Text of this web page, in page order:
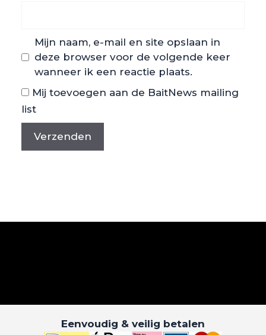
Mijn naam, e-mail en site opslaan in
deze browser voor de volgende keer
wanneer ik een reactie plaats.
Mij toevoegen aan de BaitNews mailing
list
Eenvoudig & veilig betalen